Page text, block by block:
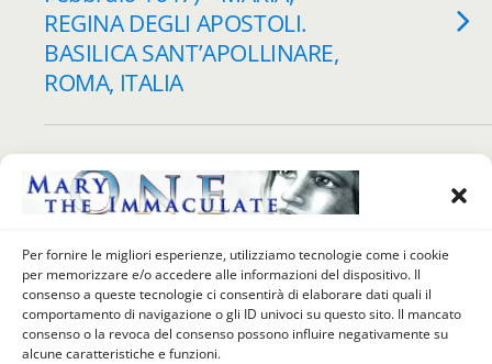
Per fornire le migliori esperienze, utilizziamo tecnologie come i cookie
per memorizzare e/o accedere alle informazioni del dispositivo. Il
consenso a queste tecnologie ci consentirà di elaborare dati quali il
comportamento di navigazione o gli ID univoci su questo sito. Il mancato
consenso o la revoca del consenso possono influire negativamente su
alcune caratteristiche e funzioni.
REGINA DEGLI APOSTOLI.
BASILICA SANT’APOLLINARE,
ROMA, ITALIA
Back to top
Mobile Desktop